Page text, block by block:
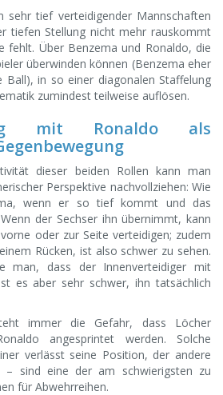
sehr tief verteidigender Mannschaften
tiefen Stellung nicht mehr rauskommt
fehlt. Über Benzema und Ronaldo, die
überwinden können (Benzema eher
in so einer diagonalen Staffelung
zumindest teilweise auflösen.
mit Ronaldo als
dieser beiden Rollen kann man
Perspektive nachvollziehen: Wie
wenn er so tief kommt und das
der Sechser ihn übernimmt, kann
oder zur Seite verteidigen; zudem
Rücken, ist also schwer zu sehen.
man, dass der Innenverteidiger mit
es aber sehr schwer, ihn tatsächlich
immer die Gefahr, dass Löcher
angesprintet werden. Solche
verlässt seine Position, der andere
sind eine der am schwierigsten zu
für Abwehrreihen.